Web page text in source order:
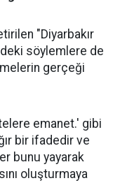
"Diyarbakır
söylemlere de
gerçeği
emanet.' gibi
bir ifadedir ve
bunu yayarak
oluşturmaya